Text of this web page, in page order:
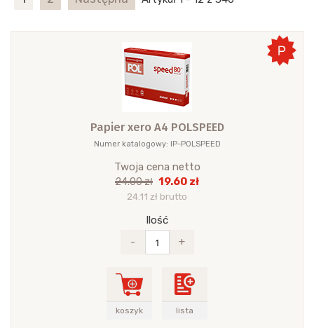
Papier xero A4 POLSPEED
Numer katalogowy: IP-POLSPEED
Twoja cena netto
24.00 zł 19.60 zł
24.11 zł brutto
Ilość
-
+
koszyk lista